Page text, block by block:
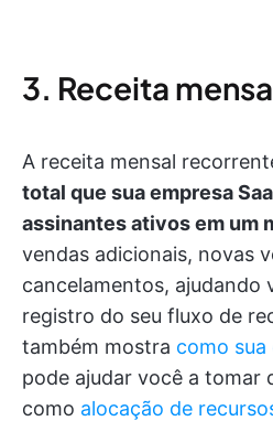
3. Receita
A receita mensal
total que sua empresa
assinantes ativos em um
vendas adicionais, novas
cancelamentos, ajudando
registro do seu fluxo de
também mostra como sua
pode ajudar você a tomar
como alocação de